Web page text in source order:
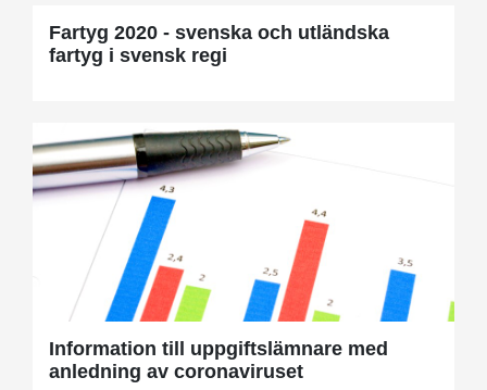
Fartyg 2020 - svenska och utländska
fartyg i svensk regi
Information till uppgiftslämnare med
anledning av coronaviruset